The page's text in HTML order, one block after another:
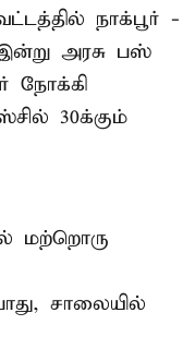
நாக்பூர் -
இன்று அரசு பஸ்
நோக்கி
30க்கும்
மற்றொரு
சாலையில்